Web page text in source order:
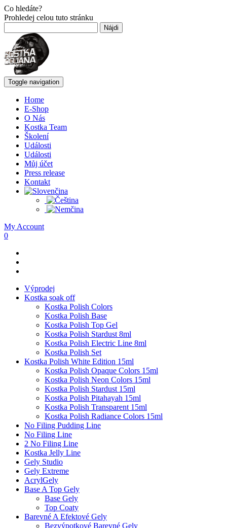
Co hledáte?
Prohledej celou tuto stránku
Toggle navigation
Home
E-Shop
O Nás
Kostka Team
Školení
Události
Události
Můj účet
Press release
Kontakt
My Account
0
Výprodej
Kostka soak off
Kostka Polish Colors
Kostka Polish Base
Kostka Polish Top Gel
Kostka Polish Stardust 8ml
Kostka Polish Electric Line 8ml
Kostka Polish Set
Kostka Polish White Edition 15ml
Kostka Polish Opaque Colors 15ml
Kostka Polish Neon Colors 15ml
Kostka Polish Stardust 15ml
Kostka Polish Pitahayah 15ml
Kostka Polish Transparent 15ml
Kostka Polish Radiance Colors 15ml
No Filing Pudding Line
No Filing Line
2 No Filing Line
Kostka Jelly Line
Gely Studio
Gely Extreme
AcrylGely
Base A Top Gely
Base Gely
Top Coaty
Barevné A Efektové Gely
Bezvýpotkové Barevné Gely